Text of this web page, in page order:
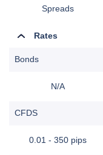
Spreads
Rates
Bonds
N/A
CFDS
0.01 - 350 pips